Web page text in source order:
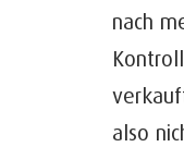
nach
also